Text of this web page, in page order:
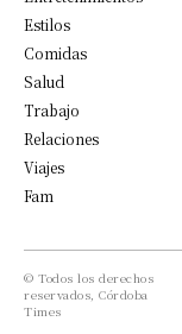
Estilos
Comidas
Salud
Trabajo
Relaciones
Viajes
Fam
© Todos los derechos
reservados, Córdoba
Times